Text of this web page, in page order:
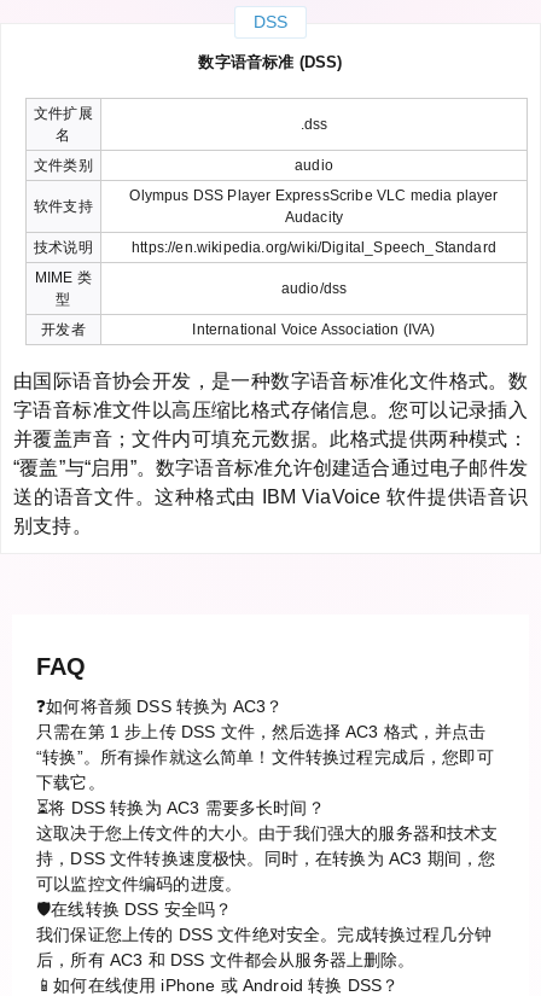
DSS
数字语音标准 (DSS)
文件扩展
名
.dss
文件类别 audio
软件支持
Olympus DSS Player ExpressScribe VLC media player
Audacity
技术说明
https://en.wikipedia.org/wiki/Digital_Speech_Standard
MIME 类
型
audio/dss
开发者 International Voice Association (IVA)
由国际语音协会开发，是一种数字语音标准化文件格式。数
字语音标准文件以高压缩比格式存储信息。您可以记录插入
并覆盖声音；文件内可填充元数据。此格式提供两种模式：
“覆盖”与“启用”。数字语音标准允许创建适合通过电子邮件发
送的语音文件。这种格式由 IBM ViaVoice 软件提供语音识
别支持。
FAQ
❓如何将音频 DSS 转换为 AC3？
只需在第 1 步上传 DSS 文件，然后选择 AC3 格式，并点击
“转换”。所有操作就这么简单！文件转换过程完成后，您即可
下载它。
⏳将 DSS 转换为 AC3 需要多长时间？
这取决于您上传文件的大小。由于我们强大的服务器和技术支
持，DSS 文件转换速度极快。同时，在转换为 AC3 期间，您
可以监控文件编码的进度。
🛡️在线转换 DSS 安全吗？
我们保证您上传的 DSS 文件绝对安全。完成转换过程几分钟
后，所有 AC3 和 DSS 文件都会从服务器上删除。
📱如何在线使用 iPhone 或 Android 转换 DSS？